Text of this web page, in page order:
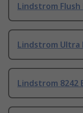
Lindstrom Flush
Lindstrom Ultra
Lindstrom 8242